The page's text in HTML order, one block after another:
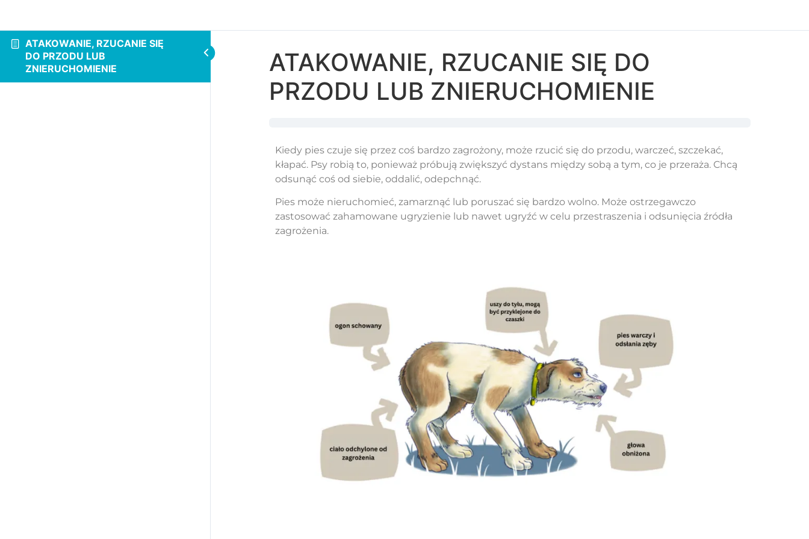
ATAKOWANIE, RZUCANIE SIĘ
DO PRZODU LUB
ZNIERUCHOMIENIE
ATAKOWANIE, RZUCANIE SIĘ DO
PRZODU LUB ZNIERUCHOMIENIE
Kiedy pies czuje się przez coś bardzo zagrożony, może rzucić się do przodu, warczeć, szczekać,
kłapać. Psy robią to, ponieważ próbują zwiększyć dystans między sobą a tym, co je przeraża. Chcą
odsunąć coś od siebie, oddalić, odepchnąć.
Pies może nieruchomieć, zamarznąć lub poruszać się bardzo wolno. Może ostrzegawczo
zastosować zahamowane ugryzienie lub nawet ugryźć w celu przestraszenia i odsunięcia źródła
zagrożenia.